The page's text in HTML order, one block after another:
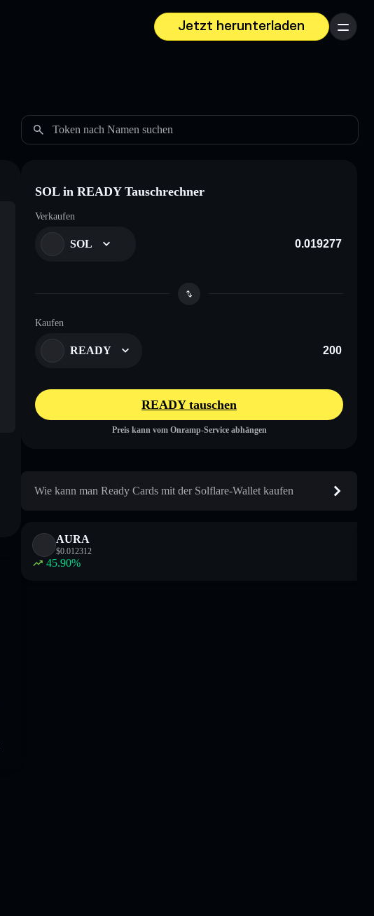
Jetzt herunterladen
Menü
Token nach Namen suchen
SOL in READY Tauschrechner
Verkaufen
SOL
Kaufen
READY
READY tauschen
Preis kann vom Onramp-Service abhängen
Wie kann man Ready Cards mit der Solflare-Wallet kaufen
AURA
$0.012312
45.90%